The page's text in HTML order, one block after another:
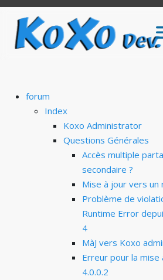
forum
Index
Koxo Administrator
Questions Générales
Accès multiple
secondaire ?
Mise à jour vers un
Problème de
Runtime Error
4
MàJ vers Koxo
Erreur pour la mise
4.0.0.2